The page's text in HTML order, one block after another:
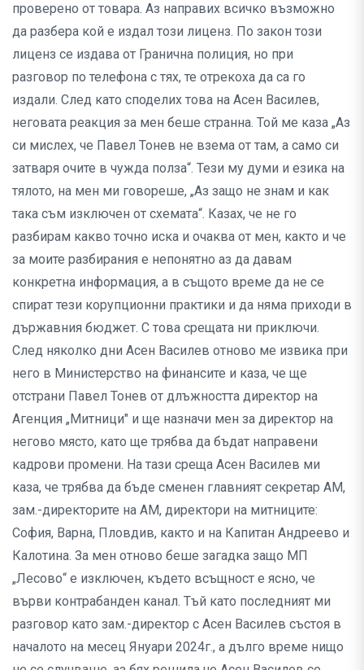
проверено от товара. Аз направих всичко възможно
да разбера кой е издал този лиценз. По закон този
лиценз се издава от Гранична полиция, но при
разговор по телефона с тях, те отрекоха да са го
издали. След като споделих това на Асен Василев,
неговата реакция за мен беше странна. Той ме каза „Аз
си мислех, че Павел Тонев не взема от там, а само си
затваря очите в чужда полза“. Тези му думи и езика на
тялото, на мен ми говореше, „Аз защо не знам и как
така съм изключен от схемата“. Казах, че не го
разбирам какво точно иска и очаква от мен, както и че
за моите разбирания е непонятно аз да давам
конкретна информация, а в същото време да не се
спират тези корупционни практики и да няма приходи в
държавния бюджет. С това срещата ни приключи.
След няколко дни Асен Василев отново ме извика при
него в Министерство на финансите и каза, че ще
отстрани Павел Тонев от длъжността директор на
Агенция „Митници" и ще назначи мен за директор на
негово място, като ще трябва да бъдат направени
кадрови промени. На тази среща Асен Василев ми
каза, че трябва да бъде сменен главният секретар АМ,
зам.-директорите на АМ, директори на митниците:
София, Варна, Пловдив, както и на Капитан Андреево и
Калотина. За мен отново беше загадка защо МП
„Лесово“ е изключен, където всъщност е ясно, че
върви контрабанден канал. Тъй като последният ми
разговор като зам.-директор с Асен Василев състоя в
началото на месец Януари 2024г., а дълго време нищо